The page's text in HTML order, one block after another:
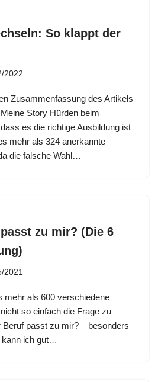
So klappt der
2022
Zusammenfassung des Artikels
Story Hürden beim
es die richtige Ausbildung ist
mehr als 324 anerkannte
die falsche Wahl…
zu mir? (Die 6
2021
mehr als 600 verschiedene
so einfach die Frage zu
Beruf passt zu mir? – besonders
kann ich gut…